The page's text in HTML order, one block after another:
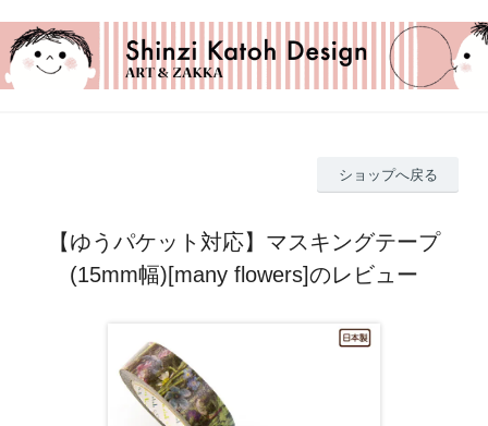
ショップへ戻る
【ゆうパケット対応】マスキングテープ
(15mm幅)[many flowers]のレビュー